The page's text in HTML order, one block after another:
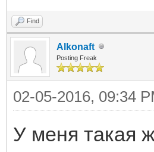
Find
Alkonaft
Posting Freak
02-05-2016, 09:34
У меня такая